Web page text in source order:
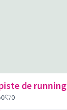
de running
0 0